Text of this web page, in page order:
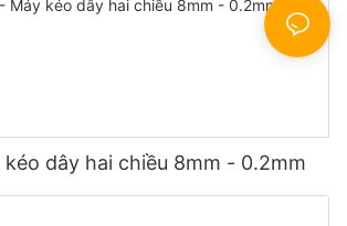
dây hai chiều 8mm - 0.2mm